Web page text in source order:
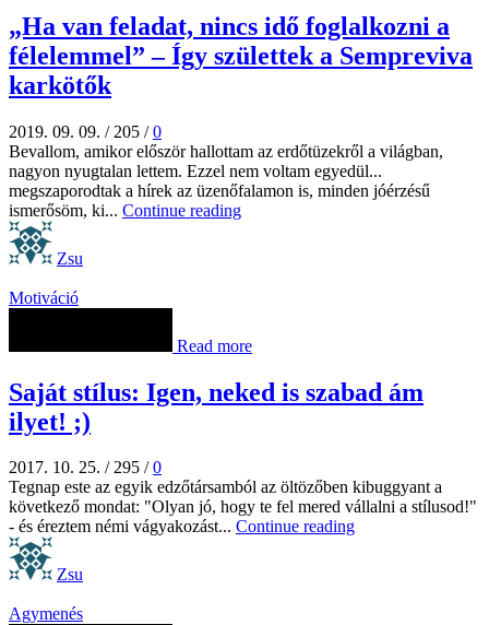
„Ha van feladat, nincs idő foglalkozni a
félelemmel” – Így születtek a Sempreviva
karkötők
2019. 09. 09. / 205 / 0
Bevallom, amikor először hallottam az erdőtüzekről a világban,
nagyon nyugtalan lettem. Ezzel nem voltam egyedül...
megszaporodtak a hírek az üzenőfalamon is, minden jóérzésű
ismerősöm, ki... Continue reading
Zsu
Motiváció
Read more
Saját stílus: Igen, neked is szabad ám
ilyet! ;)
2017. 10. 25. / 295 / 0
Tegnap este az egyik edzőtársamból az öltözőben kibuggyant a
következő mondat: "Olyan jó, hogy te fel mered vállalni a stílusod!"
- és éreztem némi vágyakozást... Continue reading
Zsu
Agymenés